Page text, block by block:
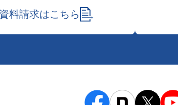
資料請求はこちら